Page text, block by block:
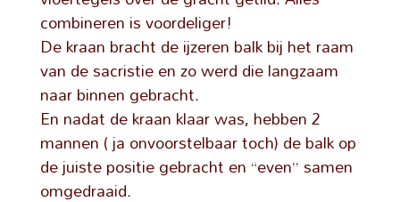
combineren is voordeliger!
De kraan bracht de ijzeren balk bij het raam
van de sacristie en zo werd die langzaam
naar binnen gebracht.
En nadat de kraan klaar was, hebben 2
mannen ( ja onvoorstelbaar toch) de balk op
de juiste positie gebracht en “even” samen
omgedraaid.